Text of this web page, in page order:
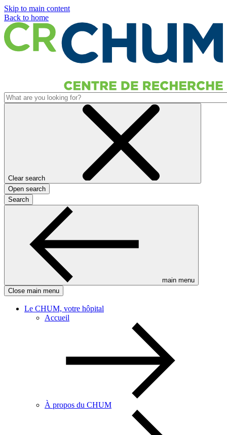
Skip to main content
Back to home
Clear search
Open search
Search
main menu
Close main menu
Le CHUM, votre hôpital
Accueil
À propos du CHUM